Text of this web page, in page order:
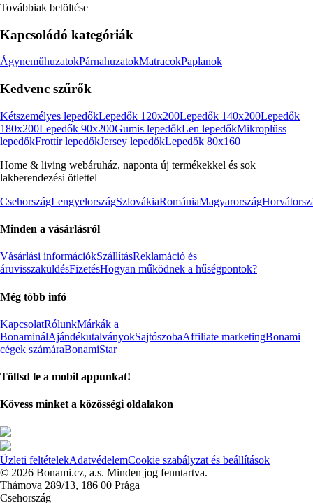
Továbbiak betöltése
Kapcsolódó kategóriák
ÁgyneműhuzatokPárnahuzatokMatracokPaplanok
Kedvenc szűrők
Kétszemélyes lepedőkLepedők 120x200Lepedők 140x200Lepedők
180x200Lepedők 90x200Gumis lepedőkLen lepedőkMikroplüss
lepedőkFrottír lepedőkJersey lepedőkLepedők 80x160
Home & living webáruház, naponta új termékekkel és sok
lakberendezési ötlettel
CsehországLengyelországSzlovákiaRomániaMagyarország
Minden a vásárlásról
Vásárlási információkSzállításReklamáció és
áruvisszaküldésFizetésHogyan működnek a hűségpontok?
Még több infó
KapcsolatRólunkMárkák a
BonaminálAjándékutalványokSajtószobaAffiliate marketingBonami
cégek számáraBonamiStar
Töltsd le a mobil appunkat!
Kövess minket a közösségi oldalakon
Üzleti feltételekAdatvédelemCookie szabályzat és beállítások
© 2026 Bonami.cz, a.s. Minden jog fenntartva.
Thámova 289/13, 186 00 Prága
Csehország